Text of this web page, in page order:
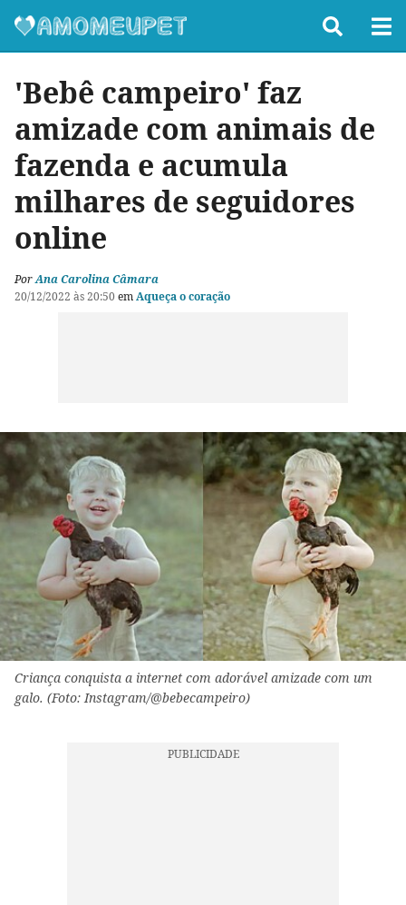
'Bebê campeiro' faz
amizade com animais de
fazenda e acumula
milhares de seguidores
online
PorAna Carolina Câmara
20/12/2022 às 20:50 emAqueça o coração
Criança conquista a internet com adorável amizade com um
galo. (Foto: Instagram/@bebecampeiro)